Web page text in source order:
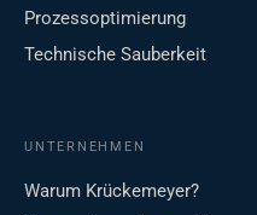
Prozessoptimierung
Technische Sauberkeit
UNTERNEHMEN
Warum Krückemeyer?